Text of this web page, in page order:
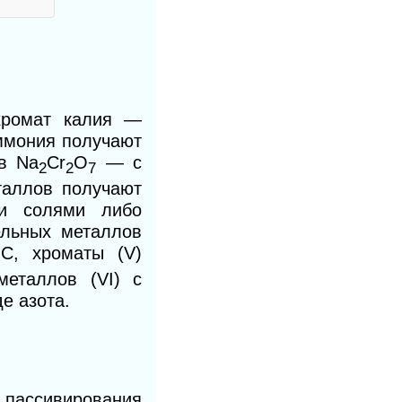
калия —
получают
Na2Cr2O7 — с
получают
солями либо
металлов
хроматы (V)
(VI) с
азота.